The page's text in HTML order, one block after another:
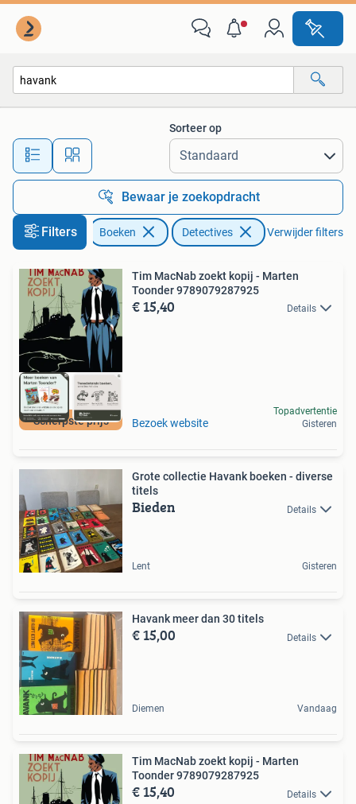
Alle afstanden…
Sorteer op
Bewaar je zoekopdracht
Filters Boeken Detectives Verwijder filters
Scherpste prijs
Tim MacNab zoekt kopij - Marten
Toonder 9789079287925
€ 15,40 Details
Bezoek website
Topadvertentie
Gisteren
Grote collectie Havank boeken - diverse
titels
Bieden Details
Lent Gisteren
Havank meer dan 30 titels
€ 15,00 Details
Diemen Vandaag
Tim MacNab zoekt kopij - Marten
Toonder 9789079287925
€ 15,40 Details